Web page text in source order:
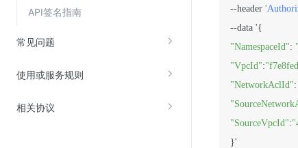
API签名指南
常见问题
使用或服务规则
相关协议
--header
"NamespaceId":
"VpcId":
"NetworkAclId":
"SourceVpcId":
}'